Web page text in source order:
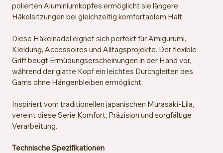
polierten Aluminiumkopfes ermöglicht sie längere
Häkelsitzungen bei gleichzeitig komfortablem Halt.
Diese Häkelnadel eignet sich perfekt für Amigurumi,
Kleidung, Accessoires und Alltagsprojekte. Der flexible
Griff beugt Ermüdungserscheinungen in der Hand vor,
während der glatte Kopf ein leichtes Durchgleiten des
Garns ohne Hängenbleiben ermöglicht.
Inspiriert vom traditionellen japanischen Murasaki-Lila,
vereint diese Serie Komfort, Präzision und sorgfältige
Verarbeitung.
Technische Spezifikationen